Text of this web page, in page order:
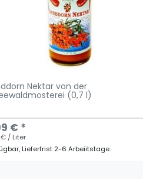
Nektar von der
(0,7 l)
€ *
€ / Liter
Lieferfrist 2-6 Arbeiitstage.